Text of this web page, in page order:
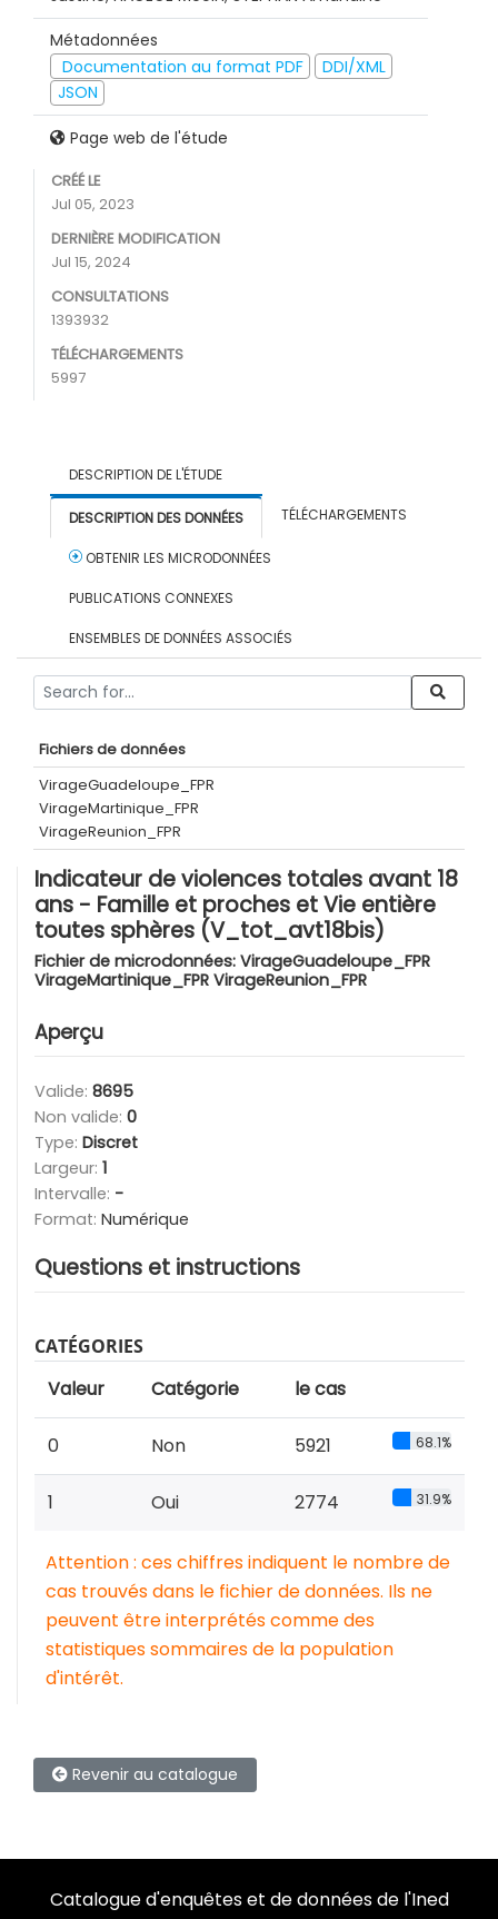
Métadonnées
Documentation au format PDF
DDI/XML
JSON
Page web de l'étude
CRÉÉ LE
Jul 05, 2023
DERNIÈRE MODIFICATION
Jul 15, 2024
CONSULTATIONS
1393932
TÉLÉCHARGEMENTS
5997
DESCRIPTION DE L'ÉTUDE
DESCRIPTION DES DONNÉES TÉLÉCHARGEMENTS
OBTENIR LES MICRODONNÉES
PUBLICATIONS CONNEXES
ENSEMBLES DE DONNÉES ASSOCIÉS
Fichiers de données
VirageGuadeloupe_FPR
VirageMartinique_FPR
VirageReunion_FPR
Indicateur de violences totales avant 18
ans - Famille et proches et Vie entière
toutes sphères (V_tot_avt18bis)
Fichier de microdonnées: VirageGuadeloupe_FPR
VirageMartinique_FPR VirageReunion_FPR
Aperçu
Valide: 8695
Non valide: 0
Type: Discret
Largeur: 1
Intervalle: -
Format: Numérique
Questions et instructions
CATÉGORIES
Valeur Catégorie le cas
0 Non 5921 68.1%
1 Oui 2774 31.9%
Attention : ces chiffres indiquent le nombre de
cas trouvés dans le fichier de données. Ils ne
peuvent être interprétés comme des
statistiques sommaires de la population
d'intérêt.
Revenir au catalogue
Catalogue d'enquêtes et de données de l'Ined